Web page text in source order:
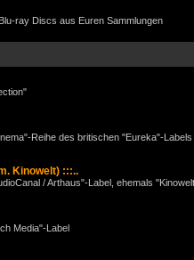
ray Discs aus Euren Sammlungen
Reihe des britischen "Eureka"-Labels
Kinowelt) :::..
/ Arthaus"-Label, ehemals
Media"-Label